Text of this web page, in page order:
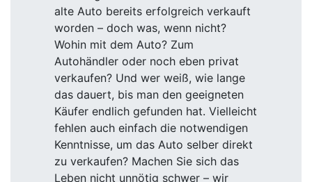
alte Auto bereits erfolgreich verkauft
worden – doch was, wenn nicht?
Wohin mit dem Auto? Zum
Autohändler oder noch eben privat
verkaufen? Und wer weiß, wie lange
das dauert, bis man den geeigneten
Käufer endlich gefunden hat. Vielleicht
fehlen auch einfach die notwendigen
Kenntnisse, um das Auto selber direkt
zu verkaufen? Machen Sie sich das
Leben nicht unnötig schwer – wir